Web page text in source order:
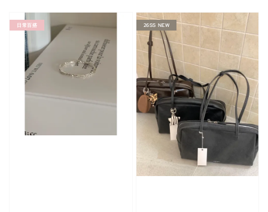
日常百搭 26SS NEW